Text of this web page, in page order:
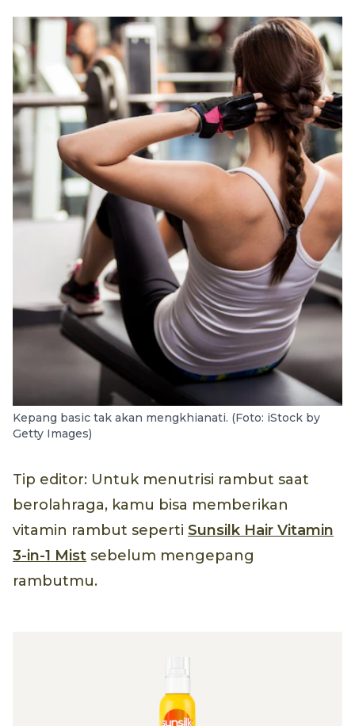
Kepang basic tak akan mengkhianati. (Foto: iStock by
Getty Images)
Tip editor: Untuk menutrisi rambut saat
berolahraga, kamu bisa memberikan
vitamin rambut seperti Sunsilk Hair Vitamin
3-in-1 Mist sebelum mengepang
rambutmu.